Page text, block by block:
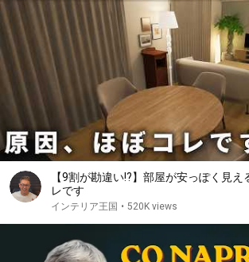
【9割が勘違い!?】部屋が安っぽく見
レです
インテリア王国 • 520K views